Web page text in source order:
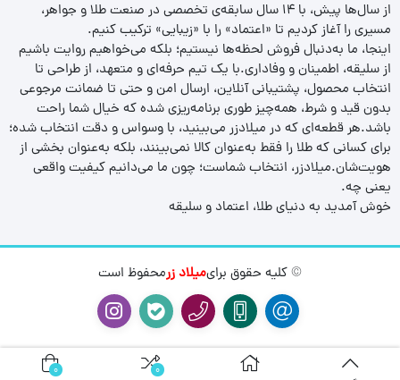
از سال‌ها پیش، با ۱۴ سال سابقه‌ی تخصصی در صنعت طلا و جواهر،
مسیری را آغاز کردیم تا «اعتماد» را با «زیبایی» ترکیب کنیم.
اینجا، ما به‌دنبال فروش لحظه‌ها نیستیم؛ بلکه می‌خواهیم روایت باشیم
از سلیقه، اطمینان و وفاداری.با یک تیم حرفه‌ای و متعهد، از طراحی تا
انتخاب محصول، پشتیبانی آنلاین، ارسال امن و حتی تا ضمانت مرجوعی
بدون قید و شرط، همه‌چیز طوری برنامه‌ریزی شده که خیال شما راحت
باشد.هر قطعه‌ای که در میلادزر می‌بینید، با وسواس و دقت انتخاب شده؛
برای کسانی که طلا را فقط به‌عنوان کالا نمی‌بینند، بلکه به‌عنوان بخشی از
هویت‌شان.میلادزر، انتخاب شماست؛ چون ما می‌دانیم کیفیت واقعی
یعنی چه.
خوش آمدید به دنیای طلا، اعتماد و سلیقه
© کلیه حقوق برایمیلاد زرمحفوظ است
0
0